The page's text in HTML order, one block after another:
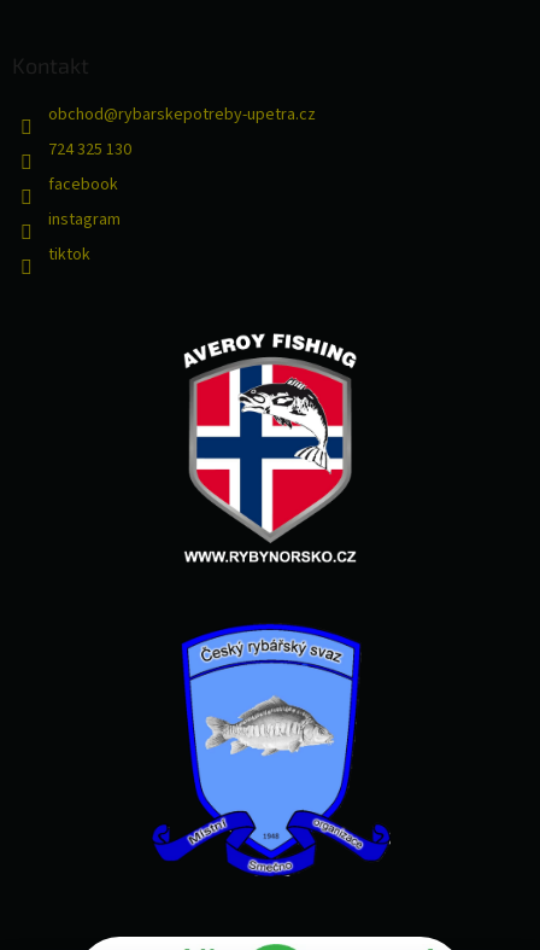
Kontakt
obchod@rybarskepotreby-upetra.cz
724 325 130
facebook
instagram
tiktok